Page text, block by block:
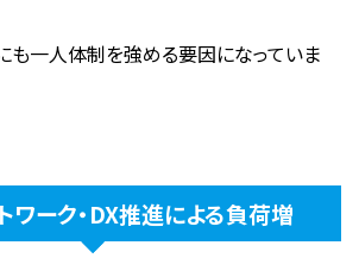
も一人体制を強める要因になっていま
ワーク・DX推進による負荷増